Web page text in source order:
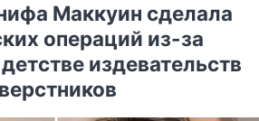
Маккуин сделала
операций из-за
издевательств